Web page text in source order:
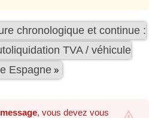
chronologique et continue :
TVA / véhicule
Espagne »
, vous devez vous